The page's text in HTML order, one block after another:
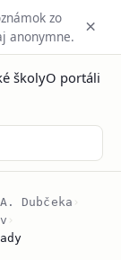
zo
anonymne. ×
školyO portáli
Dubčeka ›
›